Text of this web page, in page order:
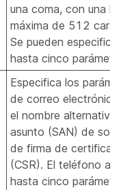
una coma, con una
máxima de 512
Se pueden especificar
hasta cinco
Especifica los
de correo electrónico
el nombre alternativo
asunto (SAN) de
de firma de
(CSR). El teléfono
hasta cinco